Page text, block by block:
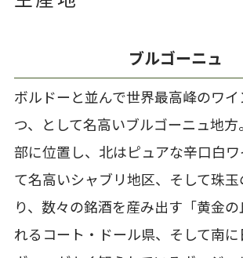
ブルゴーニュ
ボルドーと並んで世界最高峰のワ
つ、として名高いブルゴーニュ地
部に位置し、北はピュアな辛口白
て名高いシャブリ地区、そして珠
り、数々の銘酒を産み出す「黄金
れるコート・ドール県、そして南